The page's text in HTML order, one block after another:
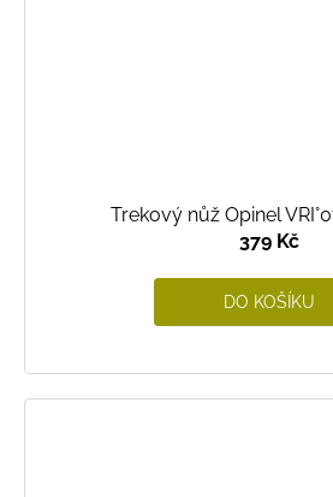
Trekový nůž Opinel
379 Kč
DO KOŠÍKU